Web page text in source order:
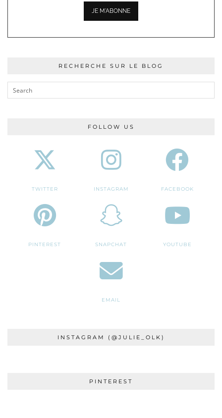
RECHERCHE SUR LE BLOG
FOLLOW US
TWITTER INSTAGRAM FACEBOOK
PINTEREST SNAPCHAT YOUTUBE
EMAIL
INSTAGRAM (@JULIE_OLK)
PINTEREST